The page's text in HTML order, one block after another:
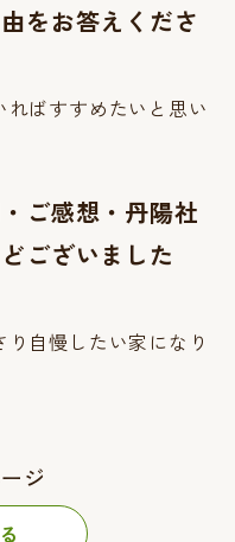
をお答えくださ
ばすすめたいと思い
ご感想・丹陽社
ございました
自慢したい家になり
ジ